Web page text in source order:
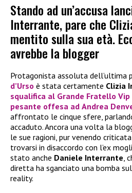
Stando ad un’accusa
Interrante, pare che
mentito sulla sua età.
avrebbe la blogger
Protagonista assoluta dell’ultima
d’Urso è stata certamente Clizia
squalifica al Grande Fratello Vip
pesante offesa ad Andrea
affrontato le cinque sfere,
accaduto. Ancora una volta la
le sue ragioni, pur venendo
trovarsi in disaccordo con l’ex
stato anche Daniele Interrante,
diretta ha sganciato una bomba
reality.